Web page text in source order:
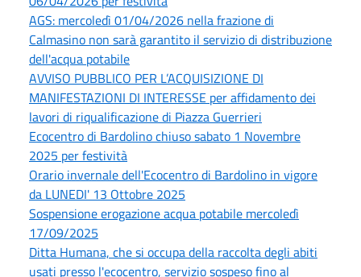
AGS: mercoledì 01/04/2026 nella frazione di
Calmasino non sarà garantito il servizio di distribuzione
dell'acqua potabile
AVVISO PUBBLICO PER L’ACQUISIZIONE DI
MANIFESTAZIONI DI INTERESSE per affidamento dei
lavori di riqualificazione di Piazza Guerrieri
Ecocentro di Bardolino chiuso sabato 1 Novembre
2025 per festività
Orario invernale dell'Ecocentro di Bardolino in vigore
da LUNEDI' 13 Ottobre 2025
Sospensione erogazione acqua potabile mercoledì
17/09/2025
Ditta Humana, che si occupa della raccolta degli abiti
usati presso l'ecocentro, servizio sospeso fino al